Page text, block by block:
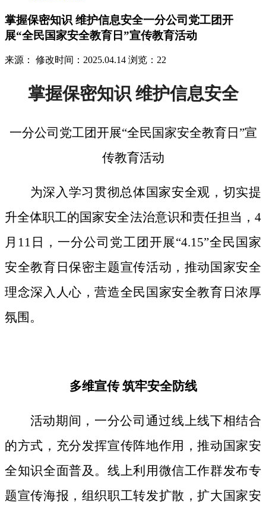
掌握保密知识 维护信息安全一分公司党工团开
展“全民国家安全教育日”宣传教育活动
来源： 修改时间：2025.04.14 浏览：22
掌握保密知识 维护信息安全
一分公司党工团开展“全民国家安全教育日”宣
传教育活动
为深入学习贯彻总体国家安全观，切实提
升全体职工的国家安全法治意识和责任担当， 4
月11日，一分公司党工团开展“4.15”全民国家
安全教育日保密主题宣传活动，推动国家安全
理念深入人心，营造全民国家安全教育日浓厚
氛围。
多维宣传筑牢安全防线
活动期间， 一分公司通过线上线下相结合
的方式， 充分发挥宣传阵地作用，推动国家安
全知识全面普及。线上利用微信工作群发布专
题宣传海报，组织职工转发扩散，扩大国家安